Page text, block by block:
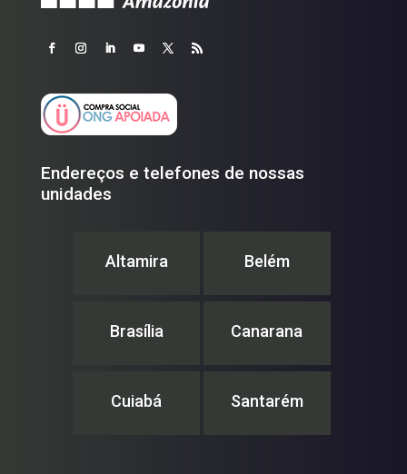
Endereços e telefones de nossas
unidades
Altamira Belém
Brasília Canarana
Cuiabá Santarém